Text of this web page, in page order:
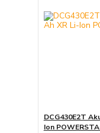
DCG430E2T
Ion